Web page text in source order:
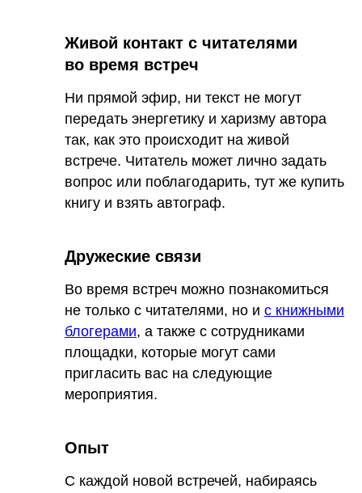
Живой контакт с читателями
во время встреч
Ни прямой эфир, ни текст не могут
передать энергетику и харизму автора
так, как это происходит на живой
встрече. Читатель может лично задать
вопрос или поблагодарить, тут же купить
книгу и взять автограф.
Дружеские связи
Во время встреч можно познакомиться
не только с читателями, но и с книжными
блогерами, а также с сотрудниками
площадки, которые могут сами
пригласить вас на следующие
мероприятия.
Опыт
С каждой новой встречей, набираясь